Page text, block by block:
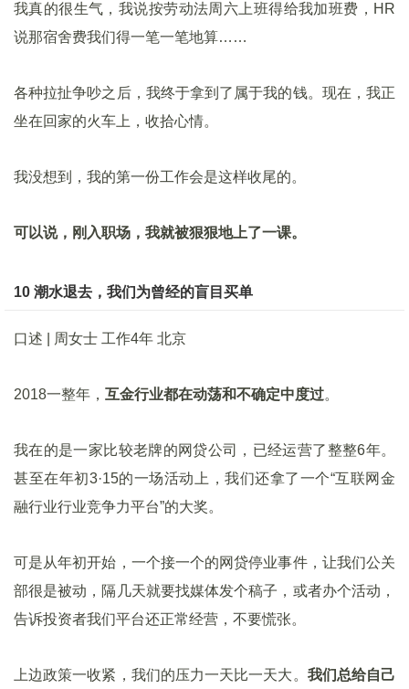
我真的很生气，我说按劳动法周六上班得给我加班费，HR
说那宿舍费我们得一笔一笔地算……
各种拉扯争吵之后，我终于拿到了属于我的钱。现在，我正
坐在回家的火车上，收拾心情。
我没想到，我的第一份工作会是这样收尾的。
可以说，刚入职场，我就被狠狠地上了一课。
10 潮水退去，我们为曾经的盲目买单
口述 | 周女士 工作4年 北京
2018一整年， 互金行业都在动荡和不确定中度过。
我在的是一家比较老牌的网贷公司，已经运营了整整6年。
甚至在年初3·15的一场活动上，我们还拿了一个“互联网金
融行业行业竞争力平台”的大奖。
可是从年初开始，一个接一个的网贷停业事件，让我们公关
部很是被动，隔几天就要找媒体发个稿子，或者办个活动，
告诉投资者我们平台还正常经营，不要慌张。
上边政策一收紧，我们的压力一天比一天大。 我们总给自己